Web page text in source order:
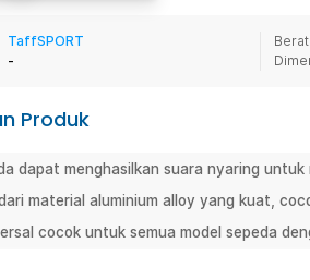
Senin -
Toko Jakarta Barat
Senin -
Toko Tangerang
Pick n Go Jakarta Barat
Senin -
Pick n Go Bekasi
Senin - Jumat
Pick n Go Depok
Senin - Jumat
TaffSPORT
-
Produk
dapat menghasilkan suara nyaring
material aluminium alloy yang kuat,
cocok untuk semua model sepeda